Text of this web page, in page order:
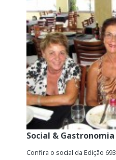
Social & Gastronomia
Confira o social da Edição 693